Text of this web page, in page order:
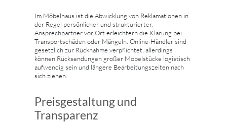
Im Möbelhaus ist die Abwicklung von Reklamationen in
der Regel persönlicher und strukturierter.
Ansprechpartner vor Ort erleichtern die Klärung bei
Transportschäden oder Mängeln. Online-Händler sind
gesetzlich zur Rücknahme verpflichtet, allerdings
können Rücksendungen großer Möbelstücke logistisch
aufwendig sein und längere Bearbeitungszeiten nach
sich ziehen.
Preisgestaltung und
Transparenz